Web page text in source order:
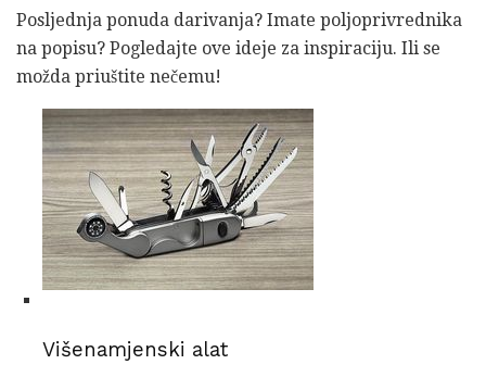
Posljednja ponuda darivanja? Imate poljoprivrednika
na popisu? Pogledajte ove ideje za inspiraciju. Ili se
možda priuštite nečemu!
Višenamjenski alat